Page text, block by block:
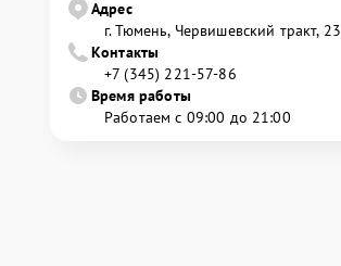
Адрес
г. Тюмень, ​Червишевский тракт, 23
Контакты
+7 (345) 221-57-86
Время работы
Работаем с 09:00 до 21:00